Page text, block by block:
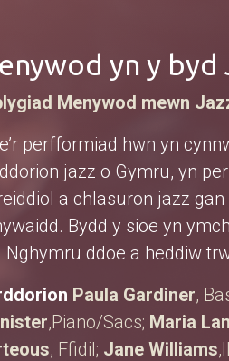
yn y byd
Menywod mewn
perfformiad hwn yn
jazz o Gymru, yn
a chlasuron jazz
Bydd y sioe yn
Nghymru ddoe a heddiw
Paula Gardiner,
,Piano/Sacs; Maria
, Ffidil; Jane Williams